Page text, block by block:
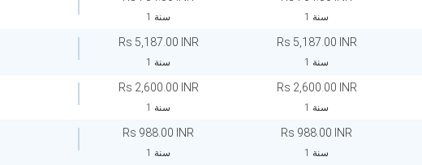
1 سنة 1 سنة
Rs 5,187.00 INR
1 سنة
Rs 5,187.00 INR
1 سنة
Rs 2,600.00 INR
1 سنة
Rs 2,600.00 INR
1 سنة
Rs 988.00 INR
1 سنة
Rs 988.00 INR
1 سنة